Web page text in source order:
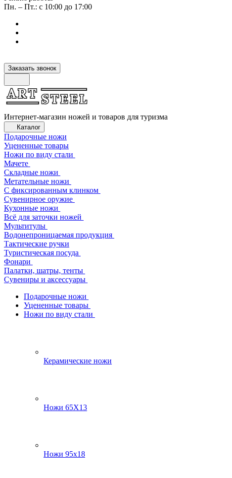
Пн. – Пт.: с 10:00 до 17:00
Заказать звонок
Интернет-магазин ножей и товаров для туризма
Каталог
Подарочные ножи
Уцененные товары
Ножи по виду стали
Мачете
Складные ножи
Метательные ножи
С фиксированным клинком
Сувенирное оружие
Кухонные ножи
Всё для заточки ножей
Мультитулы
Водонепроницаемая продукция
Тактические ручки
Туристическая посуда
Фонари
Палатки, шатры, тенты
Сувениры и аксессуары
Подарочные ножи
Уцененные товары
Ножи по виду стали
Керамические ножи
Ножи 65Х13
Ножи 95х18